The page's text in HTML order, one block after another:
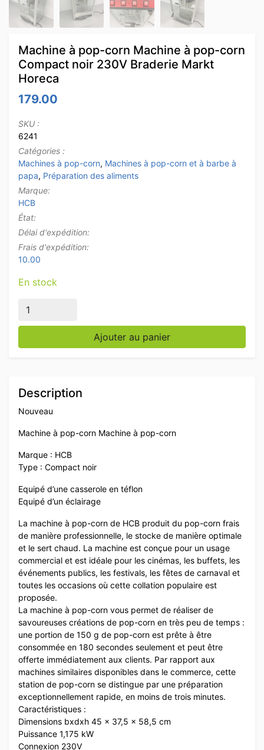
Machine à pop-corn Machine à pop-corn
Compact noir 230V Braderie Markt
Horeca
179.00
SKU :
6241
Catégories :
Machines à pop-corn, Machines à pop-corn et à barbe à
papa, Préparation des aliments
Marque:
HCB
État:
Délai d'expédition:
Frais d'expédition:
10.00
En stock
quantité de Machine à pop-corn Machine à pop-corn
Ajouter au panier
Description
Nouveau
Machine à pop-corn Machine à pop-corn
Marque : HCB
Type : Compact noir
Equipé d’une casserole en téflon
Equipé d’un éclairage
La machine à pop-corn de HCB produit du pop-corn frais
de manière professionnelle, le stocke de manière optimale
et le sert chaud. La machine est conçue pour un usage
commercial et est idéale pour les cinémas, les buffets, les
événements publics, les festivals, les fêtes de carnaval et
toutes les occasions où cette collation populaire est
proposée.
La machine à pop-corn vous permet de réaliser de
savoureuses créations de pop-corn en très peu de temps :
une portion de 150 g de pop-corn est prête à être
consommée en 180 secondes seulement et peut être
offerte immédiatement aux clients. Par rapport aux
machines similaires disponibles dans le commerce, cette
station de pop-corn se distingue par une préparation
exceptionnellement rapide, en moins de trois minutes.
Caractéristiques :
Dimensions bxdxh 45 x 37,5 x 58,5 cm
Puissance 1,175 kW
Connexion 230V